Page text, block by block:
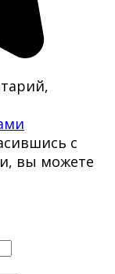
с
вы можете